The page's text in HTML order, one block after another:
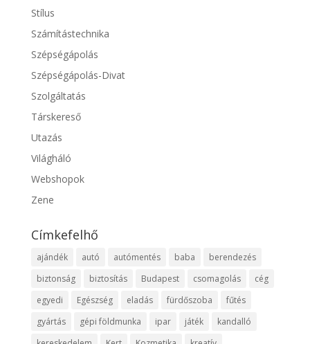
Stílus
Számítástechnika
Szépségápolás
Szépségápolás-Divat
Szolgáltatás
Társkereső
Utazás
Világháló
Webshopok
Zene
Címkefelhő
ajándék autó autómentés baba
berendezés
biztonság
biztosítás Budapest csomagolás
cég
egyedi
Egészség eladás fürdőszoba
fűtés
gyártás
gépi földmunka ipar játék
kandalló